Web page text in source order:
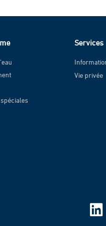
spéciales
Services
Vie privée